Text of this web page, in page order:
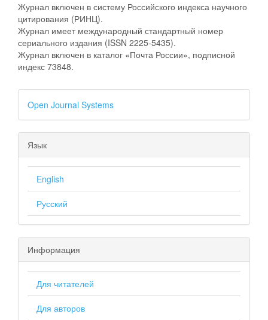
Журнал включен в систему Российского индекса научного
цитирования (РИНЦ).
Журнал имеет международный стандартный номер
сериального издания (ISSN 2225-5435).
Журнал включен в каталог «Почта России», подписной
индекс 73848.
Open Journal Systems
Язык
English
Русский
Информация
Для читателей
Для авторов